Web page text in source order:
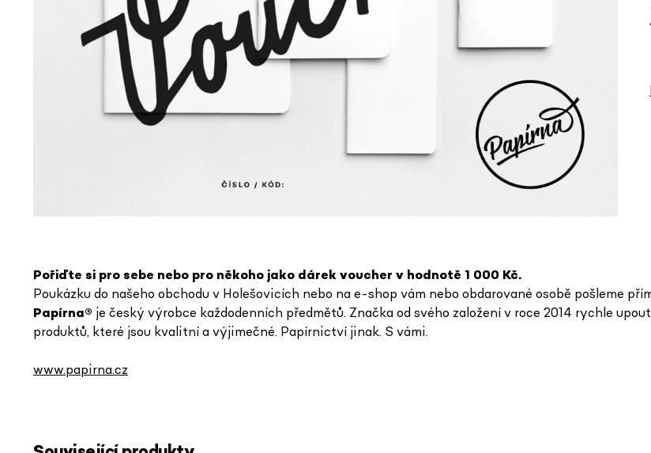
Pořiďte si pro sebe nebo pro někoho jako dárek voucher v hodnotě 1 000 Kč.
Poukázku do našeho obchodu v Holešovicích nebo na e-shop vám nebo obdarované osobě pošleme
Papírna® je český výrobce každodenních předmětů. Značka od svého založení v roce 2014 rychle
produktů, které jsou kvalitní a výjimečné. Papírnictví jinak. S vámi.
www.papirna.cz